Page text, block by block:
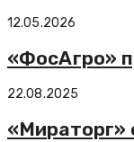
12.05.2026
«ФосАгро»
22.08.2025
«Мираторг»